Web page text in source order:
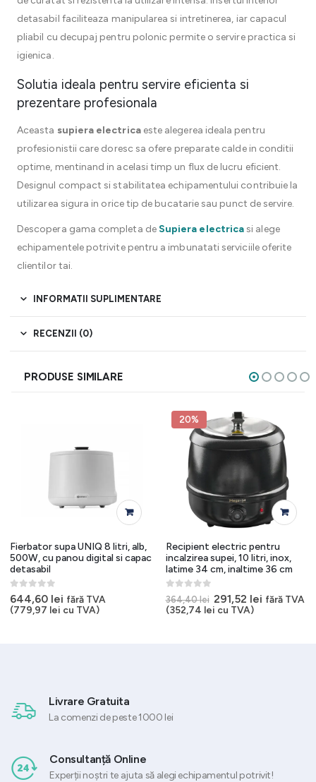
detasabil faciliteaza manipularea si intretinerea, iar capacul
pliabil cu decupaj pentru polonic permite o servire practica si
igienica.
Solutia ideala pentru servire eficienta si
prezentare profesionala
Aceasta supiera electricaeste alegerea ideala pentru
profesionistii care doresc sa ofere preparate calde in conditii
optime, mentinand in acelasi timp un flux de lucru eficient.
Designul compact si stabilitatea echipamentului contribuie la
utilizarea sigura in orice tip de bucatarie sau punct de servire.
Descopera gama completa de Supiera electricasi alege
echipamentele potrivite pentru a imbunatati serviciile oferite
clientilor tai.
INFORMATII SUPLIMENTARE
RECENZII (0)
PRODUSE SIMILARE
Fierbator supa UNIQ 8 litri, alb,
500W, cu panou digital si capac
detasabil
0out of 5
644,60 lei fără TVA
(779,97 lei cu TVA)
20%
Recipient electric pentru
incalzirea supei, 10 litri, inox,
latime 34 cm, inaltime 36 cm
0out of 5
364,40lei Prețul
inițial
291,52 lei Prețul
fără TVA
(352,74 lei cu TVA)
Livrare Gratuita
La comenzi de peste 1000 lei
Consultanță Online
Experții noștri te ajuta să alegi echipamentul potrivit!